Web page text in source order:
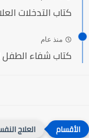
كتاب التدخلات
منذ عام
كتاب شفاء الطفل
العلاج